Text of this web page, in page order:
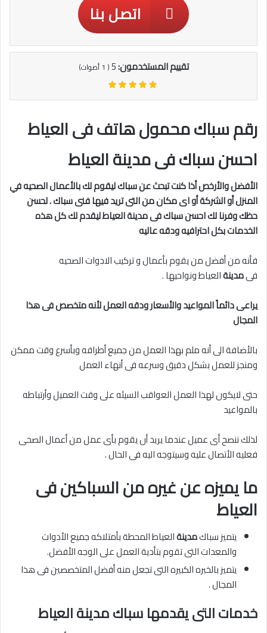
اتصل بنا
تقييم المستخدمون:5
(
1أصوات)
رقم سباك محمول هاتف فى العياط
احسن سباك فى مدينة العياط
الأفضل والأرخص أذا كنت تبحث عن سباك ليقوم لك بالأعمال الصحيه في
المنزل أو الشركة أو اى مكان من التى تريد فيها فنى سباك . لحسن
حظك وفرنا لك احسن سباك فى مدينةالعياط ليقدم لك كل هذه
الخدمات بكل احترافيه ودقه عاليه
فأنه من أفضل من يقوم بأعمال و تركيب الادوات الصحيه
فىمدينةالعياط ونواحيها .
يراعى دائماً المواعيد والأسعار ودقه العمل لأنه متخصص فى هذا
المجال
بالأضافة الى أنه ملم بهذا العمل من جميع أطرافه وبأسرع وقت ممكن
ومنجز للعمل بشكل دقيق وسرعه فى أنهاء العمل
حتى لايكون لهذا العمل العواقب السيئه على وقت العميل وأرتباطه
بالمواعيد
لذلك ننصح أى عميل عندما يريد أن يقوم بأى عمل من أعمال الصحى
فعليه الأتصال عليه وسيتوجه اليه فى الحال .
ما يميزه عن غيره من السباكين فى
العياط
يتميز سباكمدينةالعياط المحطة بأمتلاكه جميع الأدوات
والمعدات التى تقوم بتأدية العمل على الوجه الأفضل.
يتميز بالخبره الكبيره التى تجعل منه أفضل المتخصصين فى هذا
المجال .
خدمات التى يقدمها سباك مدينة العياط